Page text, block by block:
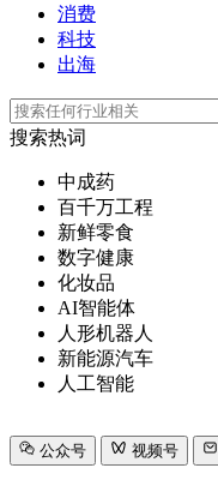
消费
科技
出海
搜索热词
中成药
百千万工程
新鲜零食
数字健康
化妆品
AI智能体
人形机器人
新能源汽车
人工智能
公众号 视频号